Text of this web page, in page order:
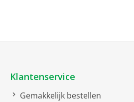
Klantenservice
Gemakkelijk bestellen